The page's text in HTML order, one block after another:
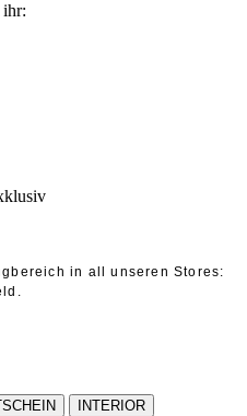
ihr:
in all unseren Stores:
INTERIOR